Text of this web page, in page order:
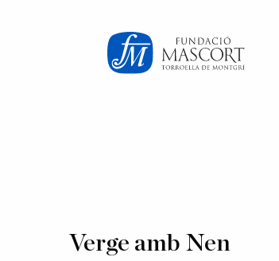
Verge amb Nen